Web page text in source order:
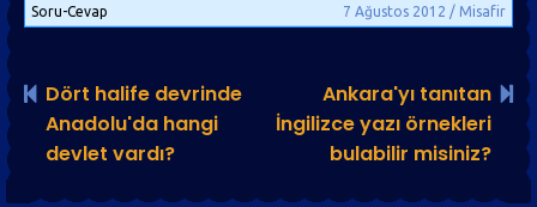
7 Ağustos 2012 / Misafir
Soru-Cevap
Dört halife devrinde
Anadolu'da hangi
devlet vardı?
Ankara'yı tanıtan
İngilizce yazı örnekleri
bulabilir misiniz?